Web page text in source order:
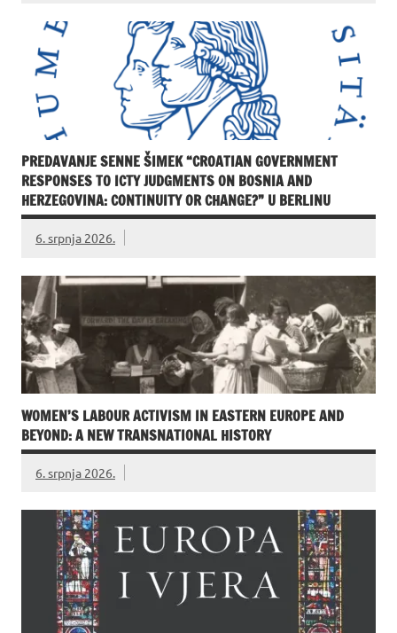
PREDAVANJE SENNE ŠIMEK “CROATIAN GOVERNMENT
RESPONSES TO ICTY JUDGMENTS ON BOSNIA AND
HERZEGOVINA: CONTINUITY OR CHANGE?” U BERLINU
6. srpnja 2026.
WOMEN’S LABOUR ACTIVISM IN EASTERN EUROPE AND
BEYOND: A NEW TRANSNATIONAL HISTORY
6. srpnja 2026.